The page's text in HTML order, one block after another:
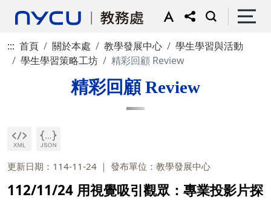
::: 首頁 關於本處 教學發展中心
學生學習與活動
學生學習策略工坊
精彩回顧 Review
精彩回顧 Review
更新日期：114-11-24 發布單位：教學發展中心
112/11/24 用視覺吸引觀眾：專業投影片探